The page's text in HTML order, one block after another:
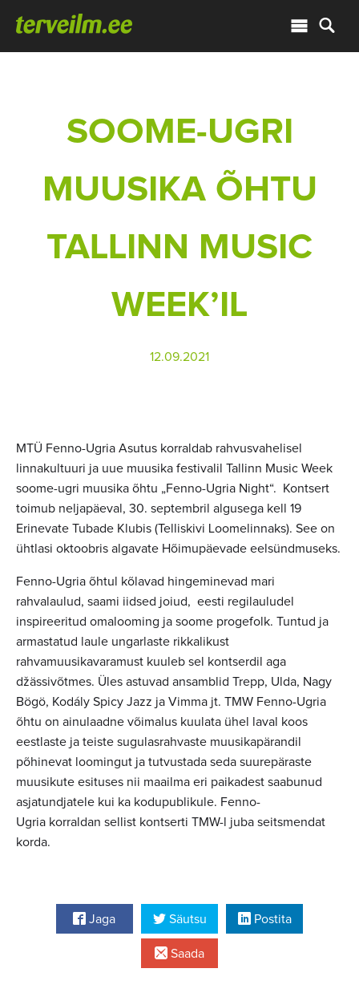
SOOME-UGRI
MUUSIKA ÕHTU
TALLINN MUSIC
WEEK’IL
12.09.2021
MTÜ Fenno-Ugria Asutus korraldab rahvusvahelisel
linnakultuuri ja uue muusika festivalil Tallinn Music Week
soome-ugri muusika õhtu „Fenno-Ugria Night“. Kontsert
toimub neljapäeval, 30. septembril algusega kell 19
Erinevate Tubade Klubis (Telliskivi Loomelinnaks). See on
ühtlasi oktoobris algavate Hõimupäevade eelsündmuseks.
Fenno-Ugria õhtul
kõlavad hingeminevad mari
rahvalaulud, saami iidsed joiud, eesti regilauludel
inspireeritud omalooming ja soome progefolk. Tuntud ja
armastatud laule ungarlaste rikkalikust
rahvamuusikavaramust kuuleb sel kontserdil aga
džässivõtmes. Üles astuvad ansamblid Trepp, Ulda, Nagy
Bögö, Kodály Spicy Jazz ja Vimma jt. TMW Fenno-Ugria
õhtu on ainulaadne võimalus kuulata ühel laval koos
eestlaste ja teiste sugulasrahvaste muusikapärandil
põhinevat loomingut ja tutvustada seda suurepäraste
muusikute esituses nii maailma eri paikadest saabunud
asjatundjatele kui ka kodupublikule. Fenno-
Ugria korraldan sellist kontserti TMW-l juba seitsmendat
korda.
Jaga Säutsu Postita
Saada